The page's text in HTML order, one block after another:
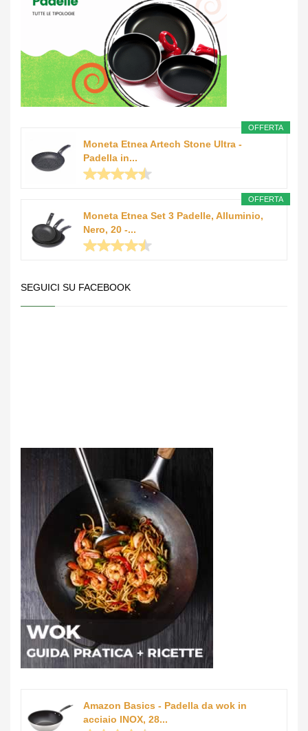
OFFERTA
Moneta Etnea Artech Stone Ultra -
Padella in...
OFFERTA
Moneta Etnea Set 3 Padelle, Alluminio,
Nero, 20 -...
SEGUICI SU FACEBOOK
Amazon Basics - Padella da wok in
acciaio INOX, 28...